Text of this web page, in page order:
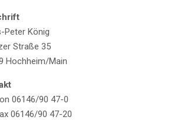
Peter König
Straße 35
Hochheim/Main
06146/90 47-0
06146/90 47-20